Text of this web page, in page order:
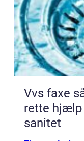
Vvs faxe sådan finder du den
rette hjælp
sanitet